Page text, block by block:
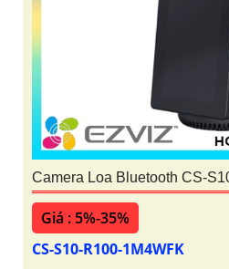
Camera Loa Bluetooth CS-
Giá : 5%-35%
CS-S10-R100-1M4WFK